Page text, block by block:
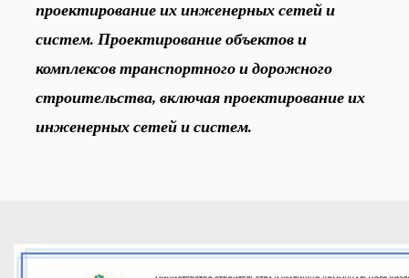
проектирование их инженерных сетей и
систем. Проектирование объектов и
комплексов транспортного и дорожного
строительства, включая проектирование их
инженерных сетей и систем.